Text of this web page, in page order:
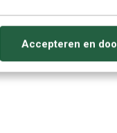
Accepteren en